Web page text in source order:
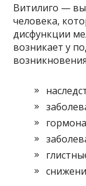
Витилиго —
человека,
дисфункции
возникает у